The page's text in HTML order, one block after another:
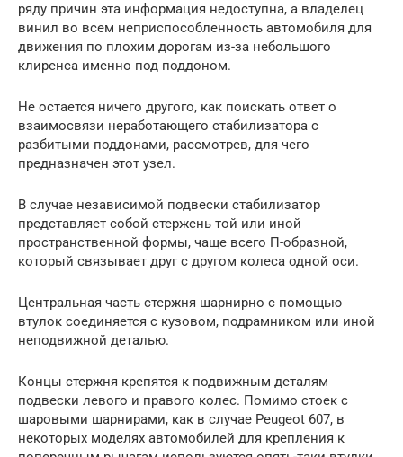
ряду причин эта информация недоступна, а владелец
винил во всем неприспособленность автомобиля для
движения по плохим дорогам из-за небольшого
клиренса именно под поддоном.
Не остается ничего другого, как поискать ответ о
взаимосвязи неработающего стабилизатора с
разбитыми поддонами, рассмотрев, для чего
предназначен этот узел.
В случае независимой подвески стабилизатор
представляет собой стержень той или иной
пространственной формы, чаще всего П-образной,
который связывает друг с другом колеса одной оси.
Центральная часть стержня шарнирно с помощью
втулок соединяется с кузовом, подрамником или иной
неподвижной деталью.
Концы стержня крепятся к подвижным деталям
подвески левого и правого колес. Помимо стоек с
шаровыми шарнирами, как в случае Peugeot 607, в
некоторых моделях автомобилей для крепления к